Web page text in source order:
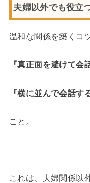
夫婦以外でも役立
温和な関係を築くコ
『真正面を避けて会
『横に並んで会話す
こと。
これは、夫婦関係以